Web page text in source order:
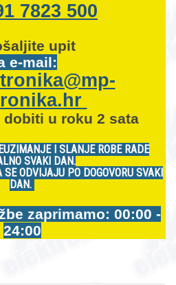
7823 500
upit
e-mail:
dobiti u roku 2 sata
I SLANJE ROBE RADE
SVAKI DAN.
ODVIJAJU PO DOGOVORU SVAKI
DAN.
zaprimamo: 00:00 -
24:00